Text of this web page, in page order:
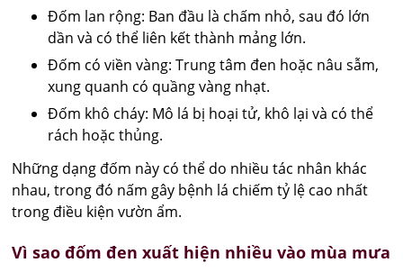
Đốm lan rộng: Ban đầu là chấm nhỏ, sau đó lớn
dần và có thể liên kết thành mảng lớn.
Đốm có viền vàng: Trung tâm đen hoặc nâu sẫm,
xung quanh có quầng vàng nhạt.
Đốm khô cháy: Mô lá bị hoại tử, khô lại và có thể
rách hoặc thủng.
Những dạng đốm này có thể do nhiều tác nhân khác
nhau, trong đó nấm gây bệnh lá chiếm tỷ lệ cao nhất
trong điều kiện vườn ẩm.
Vì sao đốm đen xuất hiện nhiều vào mùa mưa